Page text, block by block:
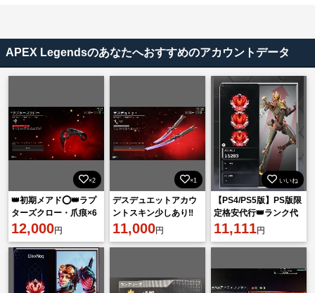
APEX Legendsのあなたへおすすめのアカウントデータ
×2
👑初期メアド⭕👑ラプ
ターズクロー・爪痕×6
ダブハン×8👑引退垢 初
期垢👑
12,000円
×1
デスデュエットアカウ
ントスキン少しあり‼️
11,000円
いいね
【PS4/PS5版】PS版限
定格安代行👑ランク代
行&バッチ代行💎即日
完了
11,111円